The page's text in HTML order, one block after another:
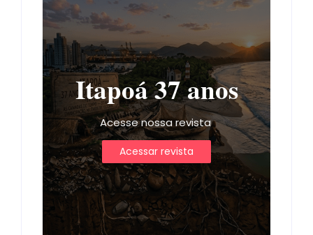
Itapoá 37 anos
Acesse nossa revista
Acessar revista